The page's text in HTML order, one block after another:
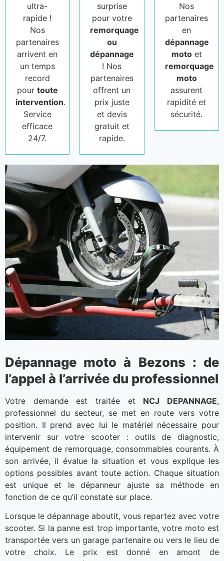
ultra-
rapide !
Nos
partenaires
arrivent en
un temps
record
pour toute
intervention.
Service
efficace
24/7.
surprise
pour votre
remorquage
ou
dépannage
! Nos
partenaires
offrent un
prix juste
et devis
gratuit et
rapide.
Nos
partenaires
en
dépannage
motoet
remorquage
moto
assurent
rapidité et
sécurité.
Dépannage moto à Bezons : de
l’appel à l’arrivée du professionnel
Votre demande est traitée et NCJ DEPANNAGE,
professionnel du secteur, se met en route vers votre
position. Il prend avec lui le matériel nécessaire pour
intervenir sur votre scooter : outils de diagnostic,
équipement de remorquage, consommables courants. À
son arrivée, il évalue la situation et vous explique les
options possibles avant toute action. Chaque situation
est unique et le dépanneur ajuste sa méthode en
fonction de ce qu’il constate sur place.
Lorsque le dépannage aboutit, vous repartez avec votre
scooter. Si la panne est trop importante, votre moto est
transportée vers un garage partenaire ou vers le lieu de
votre choix. Le prix est donné en amont de